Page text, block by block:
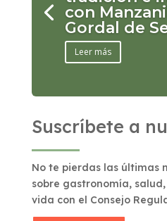
con
Gordal de
Leer más
Suscríbete a
No te pierdas las últimas
sobre gastronomía,
vida con el Consejo